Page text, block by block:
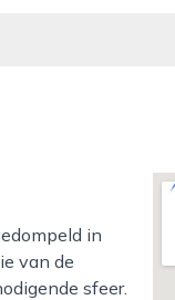
van de
sfeer.